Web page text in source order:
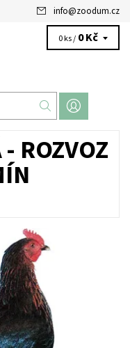
info@zoodum.cz
0 ks / 0 Kč
ROZVOZ